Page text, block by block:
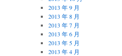
2013 年 9 月
2013 年 8 月
2013 年 7 月
2013 年 6 月
2013 年 5 月
2013 年 4 月